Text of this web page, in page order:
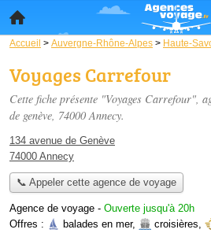
Accueil > Auvergne-Rhône-Alpes > Haute-
Voyages Carrefour
Cette fiche présente "Voyages Carrefour",
de genève, 74000 Annecy.
134 avenue de Genève
74000 Annecy
📞 Appeler cette agence de voyage
Agence de voyage - Ouverte jusqu'à 20h
Offres :
balades en mer, croisières,